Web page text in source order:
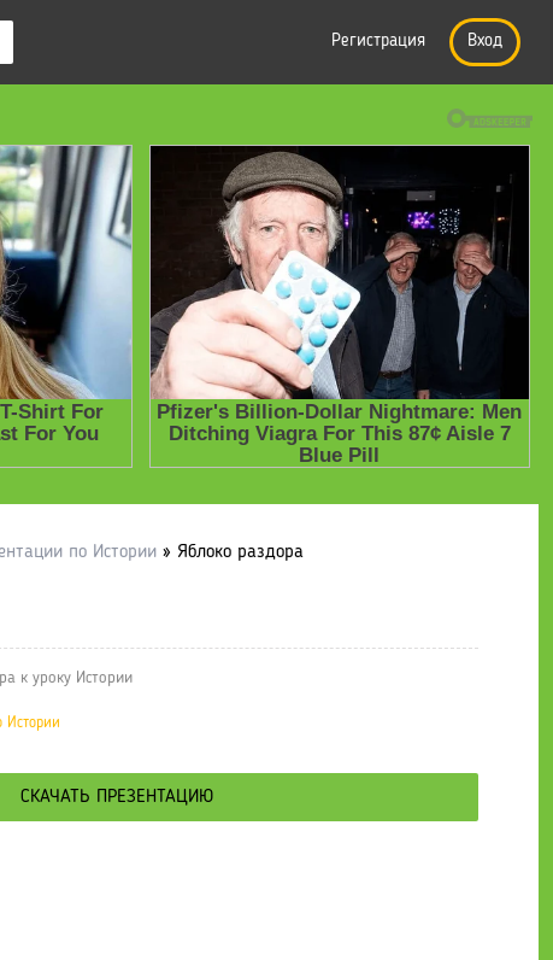
Регистрация Вход
по Истории » Яблоко раздора
к уроку Истории
Истории
СКАЧАТЬ ПРЕЗЕНТАЦИЮ